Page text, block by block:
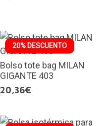
20% DESCUENTO
Bolso tote bag MILAN
GIGANTE 403
20,36€